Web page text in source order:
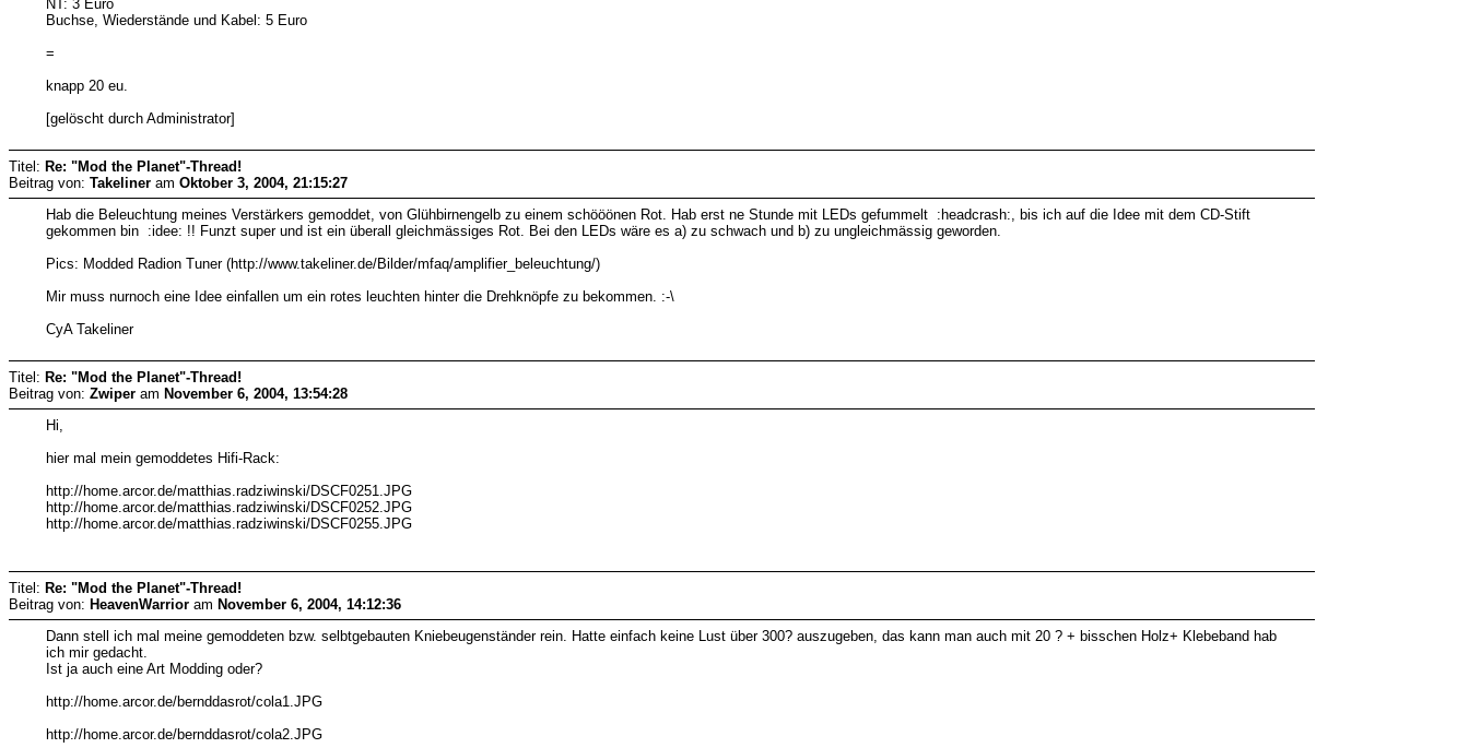
NT: 3 Euro
Buchse, Wiederstände und Kabel: 5 Euro
=
knapp 20 eu.
[gelöscht durch Administrator]
Titel: Re: "Mod the Planet"-Thread!
Beitrag von: Takeliner am Oktober 3, 2004, 21:15:27
Hab die Beleuchtung meines Verstärkers gemoddet, von Glühbirnengelb zu einem schööönen Rot. Hab erst ne Stunde mit LEDs gefummelt :headcrash:, bis ich auf die Idee mit dem CD-Stift
gekommen bin :idee: !! Funzt super und ist ein überall gleichmässiges Rot. Bei den LEDs wäre es a) zu schwach und b) zu ungleichmässig geworden.
Pics: Modded Radion Tuner (http://www.takeliner.de/Bilder/mfaq/amplifier_beleuchtung/)
Mir muss nurnoch eine Idee einfallen um ein rotes leuchten hinter die Drehknöpfe zu bekommen. :-\
CyA Takeliner
Titel: Re: "Mod the Planet"-Thread!
Beitrag von: Zwiper am November 6, 2004, 13:54:28
Hi,
hier mal mein gemoddetes Hifi-Rack:
http://home.arcor.de/matthias.radziwinski/DSCF0251.JPG
http://home.arcor.de/matthias.radziwinski/DSCF0252.JPG
http://home.arcor.de/matthias.radziwinski/DSCF0255.JPG
Titel: Re: "Mod the Planet"-Thread!
Beitrag von: HeavenWarrior am November 6, 2004, 14:12:36
Dann stell ich mal meine gemoddeten bzw. selbtgebauten Kniebeugenständer rein. Hatte einfach keine Lust über 300? auszugeben, das kann man auch mit 20 ? + bisschen Holz+ Klebeband hab
ich mir gedacht.
Ist ja auch eine Art Modding oder?
http://home.arcor.de/bernddasrot/cola1.JPG
http://home.arcor.de/bernddasrot/cola2.JPG